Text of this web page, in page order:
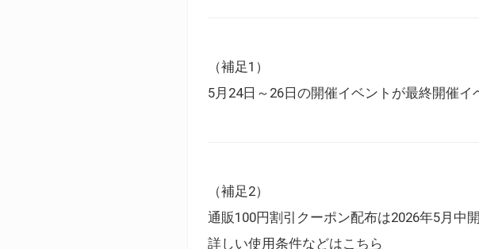
（補足1）
5月24日～26日の開催イベントが最終開催イ
（補足2）
通販100円割引クーポン配布は2026年5月中
詳しい使用条件などはこちら